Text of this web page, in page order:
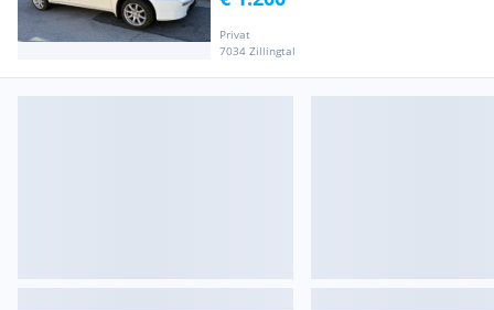
Privat
7034 Zillingtal